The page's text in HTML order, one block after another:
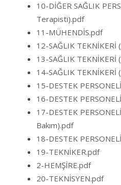
10-DİĞER SAĞLIK
Terapisti).pdf
11-MÜHENDİS.pdf
12-SAĞLIK TEKNİKERİ
13-SAĞLIK
14-SAĞLIK TEKNİKERİ
15-DESTEK
16-DESTEK
17-DESTEK
Bakım).pdf
18-DESTEK
19-TEKNİKER.pdf
2-HEMŞİRE.pdf
20-TEKNİSYEN.pdf